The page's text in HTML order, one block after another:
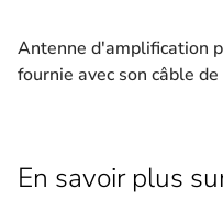
Antenne d'amplification
fournie avec son câble
En savoir plus